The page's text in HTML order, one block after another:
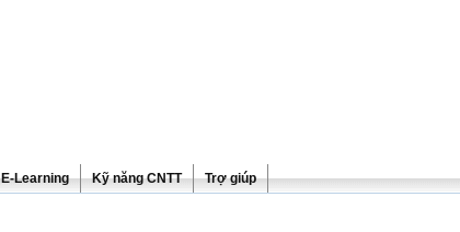
E-Learning Kỹ năng CNTT Trợ giúp